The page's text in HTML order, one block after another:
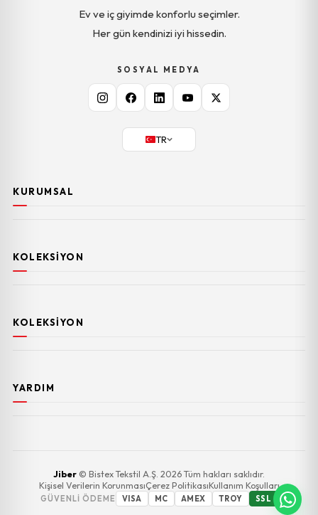
Ev ve iç giyimde konforlu seçimler.
Her gün kendinizi iyi hissedin.
SOSYAL MEDYA
TR
KURUMSAL
KOLEKSIYON
KOLEKSIYON
YARDIM
Jiber © Bistex Tekstil A.Ş. 2026 Tüm hakları saklıdır.
Kişisel Verilerin KorunmasıÇerez PolitikasıKullanım Koşulları
GÜVENLI ÖDEME VISA MC AMEX TROY SSL